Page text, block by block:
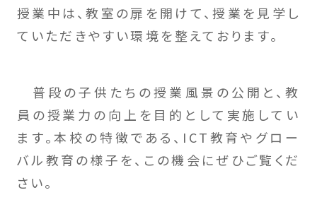
授業中は、教室の扉を開けて、授業を見学し
ていただきやすい環境を整えております。
普段の子供たちの授業風景の公開と、教
員の授業力の向上を目的として実施してい
ます。本校の特徴である、ICT教育やグロー
バル教育の様子を、この機会にぜひご覧くだ
さい。